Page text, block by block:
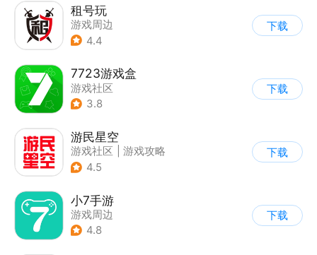
租号玩
游戏周边
4.4
下载
7723游戏盒
游戏社区
3.8
下载
游民星空
游戏社区
游戏攻略
4.5
下载
小7手游
游戏周边
4.8
下载